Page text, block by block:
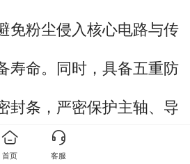
免粉尘侵入核心电路与传
寿命。同时，具备五重防
封条，严密保护主轴、导
首页 客服